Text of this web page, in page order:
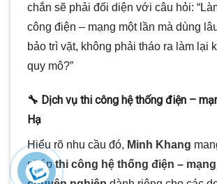
chắn sẽ phải đối diện với câu hỏi:
công điện – mạng một lần mà dùng
bảo trì vặt, không phải tháo ra làm lại
quy mô?”
🔧 Dịch vụ thi công hệ thống điện –
Hạ
Hiểu rõ nhu cầu đó, Minh Khang
phápthi công hệ thống điện –